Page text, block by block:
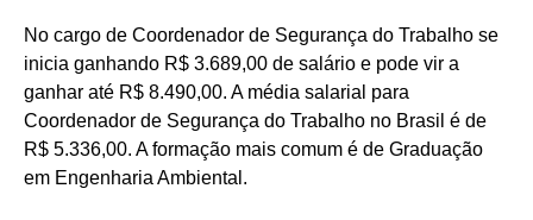
No cargo de Coordenador de Segurança do Trabalho se
inicia ganhando R$ 3.689,00 de salário e pode vir a
ganhar até R$ 8.490,00. A média salarial para
Coordenador de Segurança do Trabalho no Brasil é de
R$ 5.336,00. A formação mais comum é de Graduação
em Engenharia Ambiental.